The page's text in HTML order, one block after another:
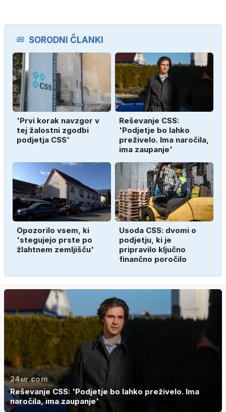
SORODNI ČLANKI
'Prvi korak navzgor v
tej žalostni zgodbi
podjetja CSS'
Reševanje CSS:
'Podjetje bo lahko
preživelo. Ima naročila,
ima zaupanje'
Opozorilo vsem, ki
'stegujejo prste po
žlahtnem zemljišču'
Usoda CSS: dvomi o
podjetju, ki je
pripravilo ključno
finančno poročilo
24ur.com
Reševanje CSS: 'Podjetje bo lahko preživelo. Ima
naročila, ima zaupanje'